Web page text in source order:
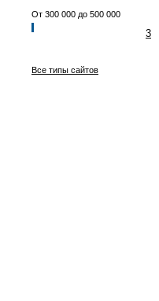
От 300 000 до 500 000
3
Все типы сайтов